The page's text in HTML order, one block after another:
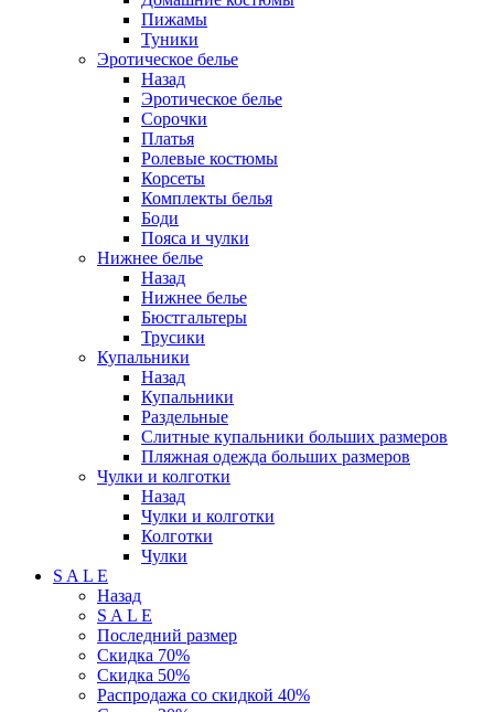
Пижамы
Туники
Эротическое белье
Назад
Эротическое белье
Сорочки
Платья
Ролевые костюмы
Корсеты
Комплекты белья
Боди
Пояса и чулки
Нижнее белье
Назад
Нижнее белье
Бюстгальтеры
Трусики
Купальники
Назад
Купальники
Раздельные
Слитные купальники больших размеров
Пляжная одежда больших размеров
Чулки и колготки
Назад
Чулки и колготки
Колготки
Чулки
S A L E
Назад
S A L E
Последний размер
Скидка 70%
Скидка 50%
Распродажа со скидкой 40%